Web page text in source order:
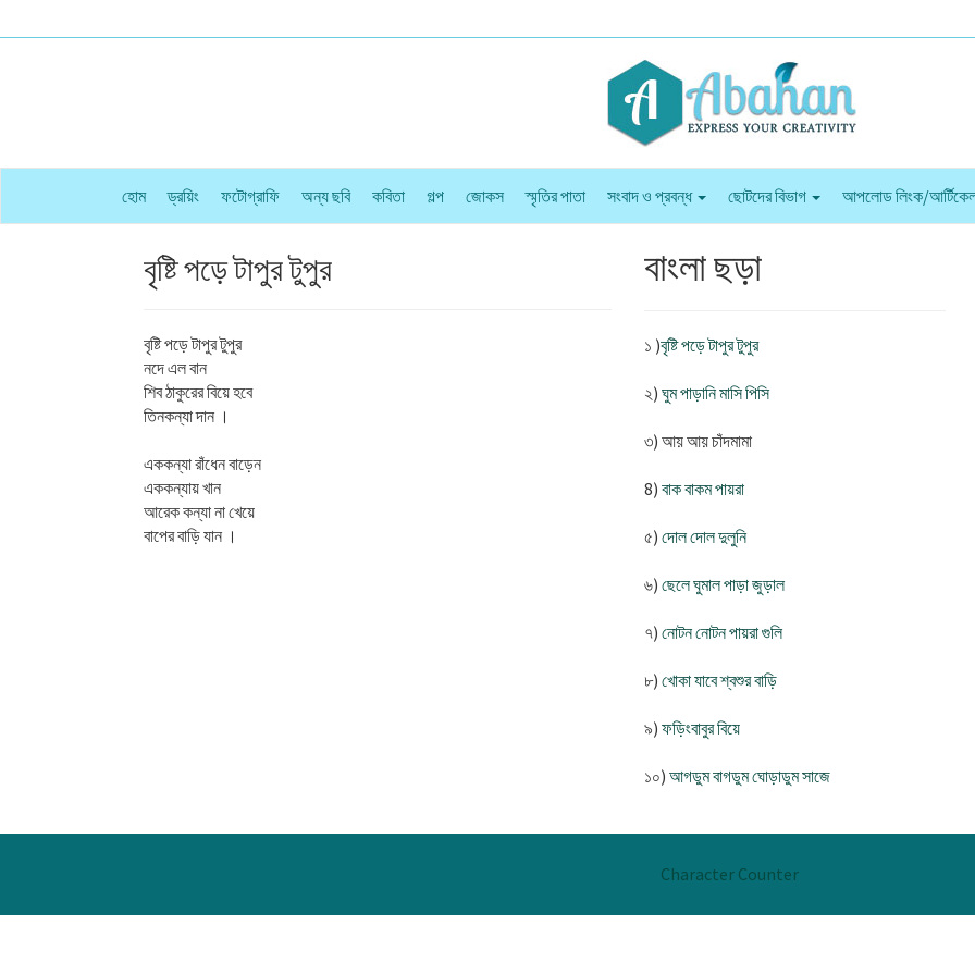
হোম ড্রয়িং ফটোগ্রাফি অন্য ছবি কবিতা গল্প জোকস স্মৃতির পাতা সংবাদ ও প্রবন্ধ ছোটদের বিভাগ আপলোড লিংক/
বৃষ্টি পড়ে টাপুর টুপুর
বৃষ্টি পড়ে টাপুর টুপুর
নদে এল বান
শিব ঠাকুরের বিয়ে হবে
তিনকন্যা দান ।
এককন্যা রাঁধেন বাড়েন
এককন্যায় খান
আরেক কন্যা না খেয়ে
বাপের বাড়ি যান ।
বাংলা ছড়া
১ )বৃষ্টি পড়ে টাপুর টুপুর
২) ঘুম পাড়ানি মাসি পিসি
৩) আয় আয় চাঁদমামা
8) বাক বাকম পায়রা
৫) দোল দোল দুলুনি
৬) ছেলে ঘুমাল পাড়া জুড়াল
৭) নোটন নোটন পায়রা গুলি
৮) খোকা যাবে শ্বশুর বাড়ি
৯) ফড়িংবাবুর বিয়ে
১০) আগডুম বাগডুম ঘোড়াডুম সাজে
Character Counter